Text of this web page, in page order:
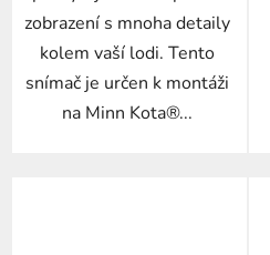
zobrazení s mnoha detaily
kolem vaší lodi. Tento
snímač je určen k montáži
na Minn Kota®...